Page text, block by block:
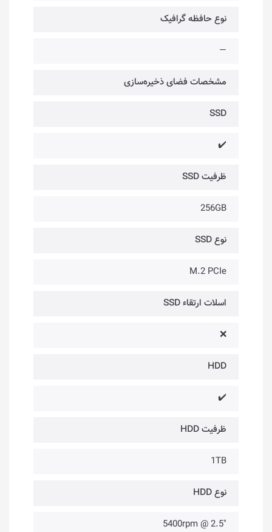
نوع حافظه گرافیک
—
مشخصات فضای ذخیره‌سازی
SSD
✔️
ظرفیت SSD
256GB
نوع SSD
M.2 PCIe
اسلات ارتقاء SSD
❌
HDD
✔️
ظرفیت HDD
1TB
نوع HDD
"5400rpm @ 2.5